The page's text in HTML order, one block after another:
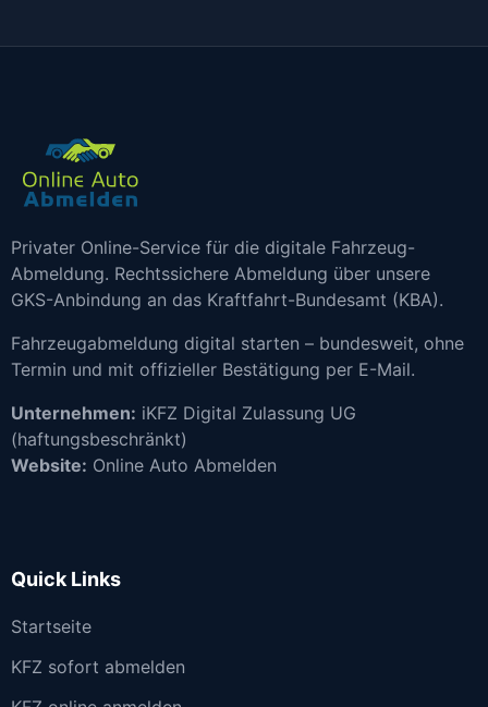
Privater Online-Service für die digitale Fahrzeug-
Abmeldung. Rechtssichere Abmeldung über unsere
GKS-Anbindung an das Kraftfahrt-Bundesamt (KBA).
Fahrzeugabmeldung digital starten – bundesweit, ohne
Termin und mit offizieller Bestätigung per E-Mail.
Unternehmen: iKFZ Digital Zulassung UG
(haftungsbeschränkt)
Website: Online Auto Abmelden
Quick Links
Startseite
KFZ sofort abmelden